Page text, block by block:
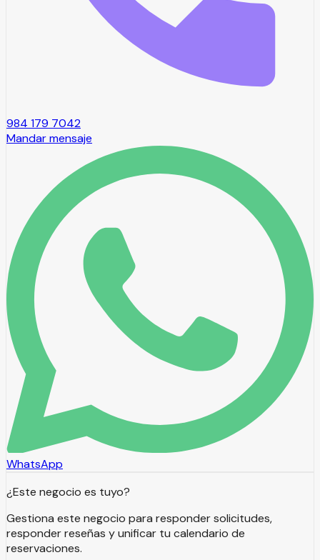
984 179 7042
Mandar mensaje
WhatsApp
¿Este negocio es tuyo?
Gestiona este negocio para responder solicitudes,
responder reseñas y unificar tu calendario de
reservaciones.